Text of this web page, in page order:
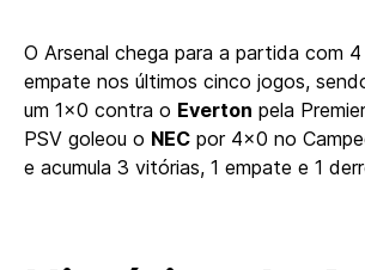
O Arsenal chega para a partida com
empate nos últimos cinco jogos,
um 1×0 contra o Everton pela
PSV goleou o NEC por 4×0 no
e acumula 3 vitórias, 1 empate e 1